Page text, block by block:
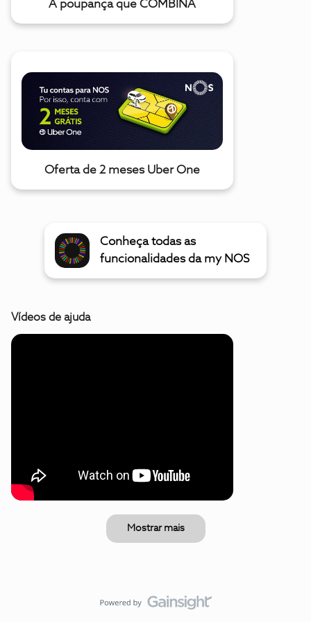
A poupança que COMBINA
Oferta de 2 meses Uber One
Conheça todas as
funcionalidades da my NOS
Vídeos de ajuda
Mostrar mais